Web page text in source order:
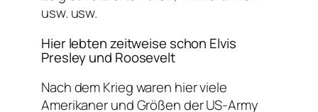
usw. usw.
Hier lebten zeitweise schon Elvis
Presley und Roosevelt
Nach dem Krieg waren hier viele
Amerikaner und Größen der US-Army